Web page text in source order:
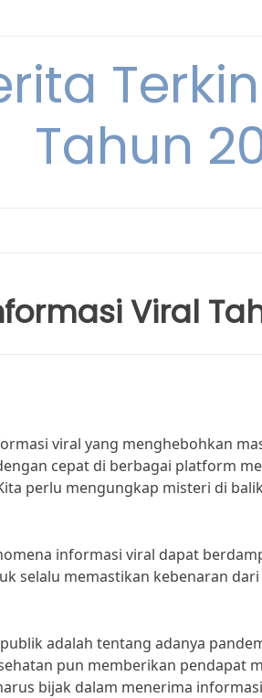
Tahun
Viral
viral yang menghebohkan
cepat di berbagai platform
perlu mengungkap misteri di
informasi viral dapat
selalu memastikan kebenaran
adalah tentang adanya
pun memberikan pendapat
bijak dalam menerima